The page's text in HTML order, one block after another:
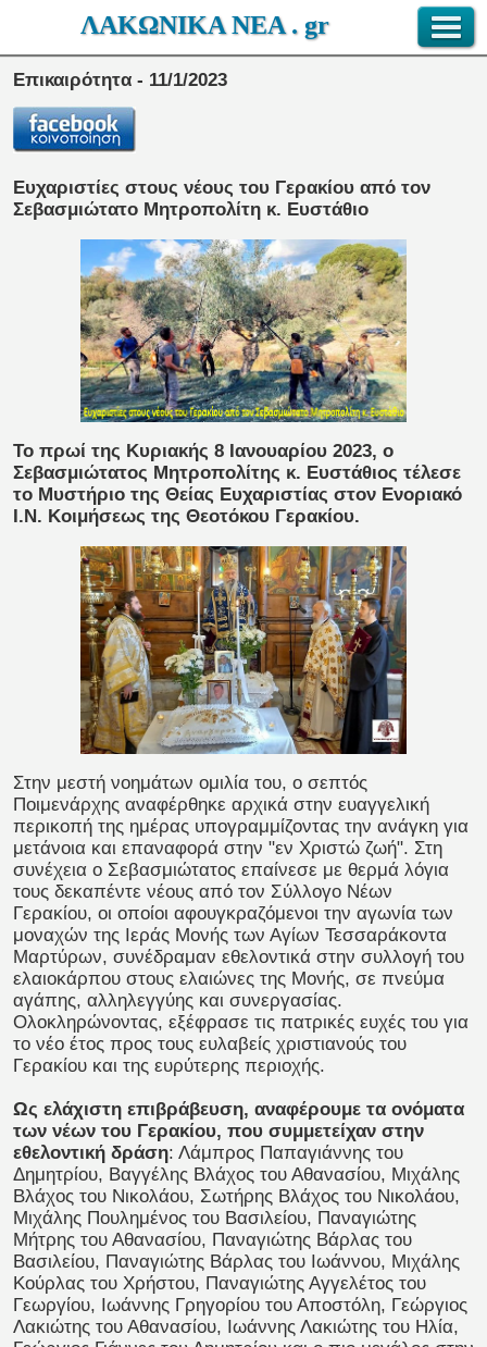
ΛΑΚΩΝΙΚΑ ΝΕΑ . gr
Επικαιρότητα - 11/1/2023
Ευχαριστίες στους νέους του Γερακίου από τον
Σεβασμιώτατο Μητροπολίτη κ. Ευστάθιο
Το πρωί της Κυριακής 8 Ιανουαρίου 2023, ο
Σεβασμιώτατος Μητροπολίτης κ. Ευστάθιος τέλεσε
το Μυστήριο της Θείας Ευχαριστίας στον Ενοριακό
Ι.Ν. Κοιμήσεως της Θεοτόκου Γερακίου.
Στην μεστή νοημάτων ομιλία του, ο σεπτός
Ποιμενάρχης αναφέρθηκε αρχικά στην ευαγγελική
περικοπή της ημέρας υπογραμμίζοντας την ανάγκη για
μετάνοια και επαναφορά στην "εν Χριστώ ζωή". Στη
συνέχεια ο Σεβασμιώτατος επαίνεσε με θερμά λόγια
τους δεκαπέντε νέους από τον Σύλλογο Νέων
Γερακίου, οι οποίοι αφουγκραζόμενοι την αγωνία των
μοναχών της Ιεράς Μονής των Αγίων Τεσσαράκοντα
Μαρτύρων, συνέδραμαν εθελοντικά στην συλλογή του
ελαιοκάρπου στους ελαιώνες της Μονής, σε πνεύμα
αγάπης, αλληλεγγύης και συνεργασίας.
Ολοκληρώνοντας, εξέφρασε τις πατρικές ευχές του για
το νέο έτος προς τους ευλαβείς χριστιανούς του
Γερακίου και της ευρύτερης περιοχής.
Ως ελάχιστη επιβράβευση, αναφέρουμε τα ονόματα
των νέων του Γερακίου, που συμμετείχαν στην
εθελοντική δράση: Λάμπρος Παπαγιάννης του
Δημητρίου, Βαγγέλης Βλάχος του Αθανασίου, Μιχάλης
Βλάχος του Νικολάου, Σωτήρης Βλάχος του Νικολάου,
Μιχάλης Πουλημένος του Βασιλείου, Παναγιώτης
Μήτρης του Αθανασίου, Παναγιώτης Βάρλας του
Βασιλείου, Παναγιώτης Βάρλας του Ιωάννου, Μιχάλης
Κούρλας του Χρήστου, Παναγιώτης Αγγελέτος του
Γεωργίου, Ιωάννης Γρηγορίου του Αποστόλη, Γεώργιος
Λακιώτης του Αθανασίου, Ιωάννης Λακιώτης του Ηλία,